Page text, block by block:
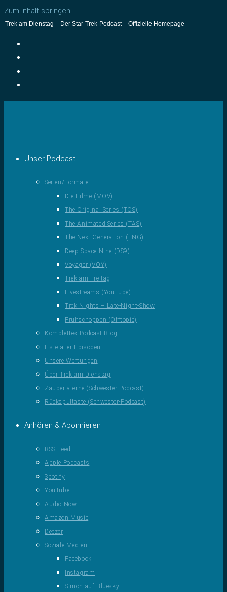
Zum Inhalt springen
Trek am Dienstag – Der Star-Trek-Podcast – Offizielle Homepage
Unser Podcast
Serien/Formate
Die Filme (MOV)
The Original Series (TOS)
The Animated Series (TAS)
The Next Generation (TNG)
Deep Space Nine (DS9)
Voyager (VOY)
Trek am Freitag
Livestreams (YouTube)
Trek Nights – Late-Night-Show
Frühschoppen (Offtopic)
Komplettes Podcast-Blog
Liste aller Episoden
Unsere Wertungen
Über Trek am Dienstag
Zauberlaterne (Schwester-Podcast)
Rückspultaste (Schwester-Podcast)
Anhören & Abonnieren
RSS-Feed
Apple Podcasts
Spotify
YouTube
Audio Now
Amazon Music
Deezer
Soziale Medien
Facebook
Instagram
Simon auf Bluesky